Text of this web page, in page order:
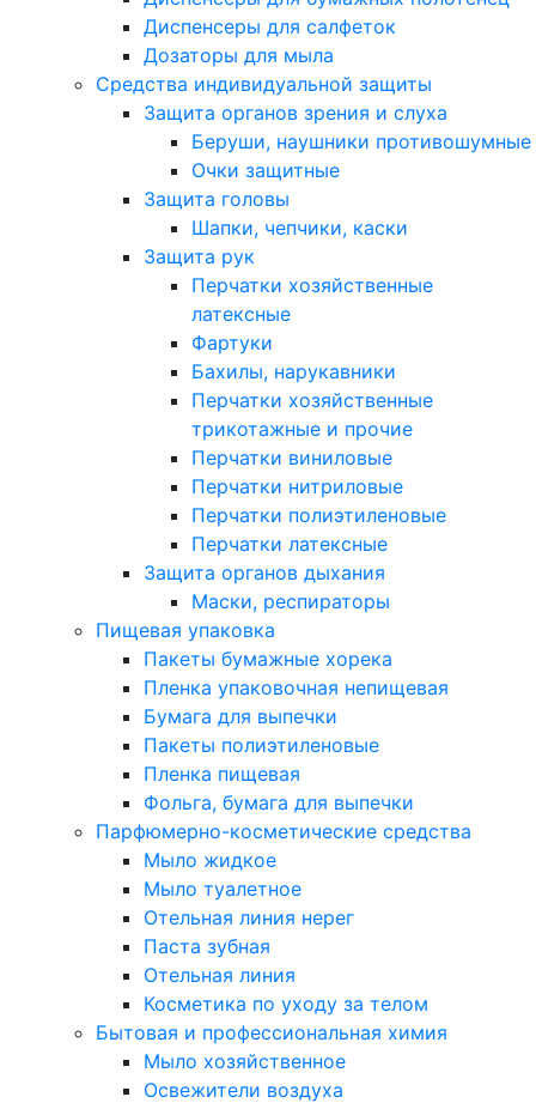
Диспенсеры для салфеток
Дозаторы для мыла
Средства индивидуальной защиты
Защита органов зрения и слуха
Беруши, наушники противошумные
Очки защитные
Защита головы
Шапки, чепчики, каски
Защита рук
Перчатки хозяйственные
латексные
Фартуки
Бахилы, нарукавники
Перчатки хозяйственные
трикотажные и прочие
Перчатки виниловые
Перчатки нитриловые
Перчатки полиэтиленовые
Перчатки латексные
Защита органов дыхания
Маски, респираторы
Пищевая упаковка
Пакеты бумажные хорека
Пленка упаковочная непищевая
Бумага для выпечки
Пакеты полиэтиленовые
Пленка пищевая
Фольга, бумага для выпечки
Парфюмерно-косметические средства
Мыло жидкое
Мыло туалетное
Отельная линия нерег
Паста зубная
Отельная линия
Косметика по уходу за телом
Бытовая и профессиональная химия
Мыло хозяйственное
Освежители воздуха